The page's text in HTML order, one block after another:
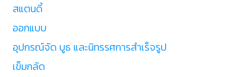
สแตนดี้
ออกแบบ
อุปกรณ์จัด บูธ และนิทรรศการสำเร็จรูป
เข็มกลัด